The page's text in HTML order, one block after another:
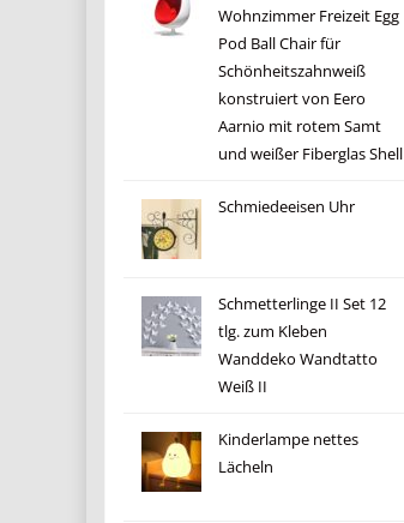
Wohnzimmer Freizeit Egg
Pod Ball Chair für
Schönheitszahnweiß
konstruiert von Eero
Aarnio mit rotem Samt
und weißer Fiberglas Shell
Schmiedeeisen Uhr
Schmetterlinge II Set 12
tlg. zum Kleben
Wanddeko Wandtatto
Weiß II
Kinderlampe nettes
Lächeln